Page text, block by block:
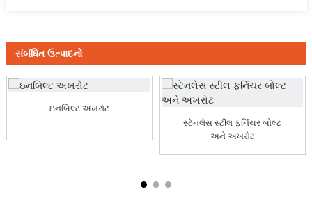
સંબંધિત ઉત્પાદનો
ઇનબિલ્ટ અખરોટ
સ્ટેનલેસ સ્ટીલ ફર્નિચર બોલ્ટ
અને અખરોટ